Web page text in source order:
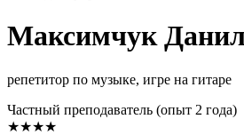
Максимчук
репетитор по музыке, игре на гитаре
Частный преподаватель (опыт 2 года)
★★★★